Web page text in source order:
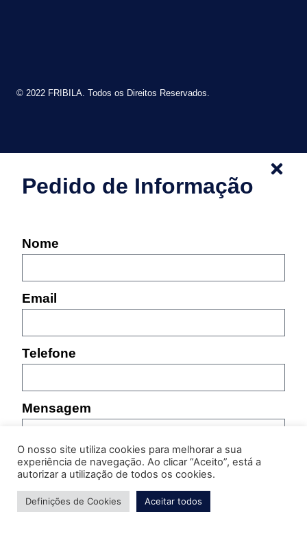
© 2022 FRIBILA. Todos os Direitos Reservados.
O nosso site utiliza cookies para melhorar a sua
experiência de navegação. Ao clicar “Aceito”, está a
autorizar a utilização de todos os cookies.
Definições de Cookies Aceitar todos
Pedido de Informação
Nome
Email
Telefone
Mensagem
Por favor, indique as características do produto sobre